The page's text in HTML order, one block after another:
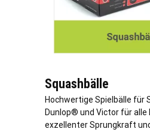
Squashbälle
Hochwertige Spielbälle für
Dunlop® und Victor für alle
exzellenter Sprungkraft